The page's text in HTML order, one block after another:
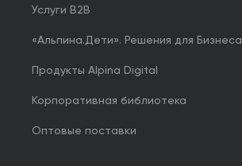
Услуги B2B
«Альпина.Дети». Решения для Бизнеса
Продукты Alpina Digital
Корпоративная библиотека
Оптовые поставки